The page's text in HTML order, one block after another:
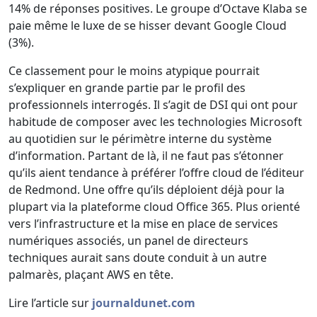
14% de réponses positives. Le groupe d’Octave Klaba se
paie même le luxe de se hisser devant Google Cloud
(3%).
Ce classement pour le moins atypique pourrait
s’expliquer en grande partie par le profil des
professionnels interrogés. Il s’agit de DSI qui ont pour
habitude de composer avec les technologies Microsoft
au quotidien sur le périmètre interne du système
d’information. Partant de là, il ne faut pas s’étonner
qu’ils aient tendance à préférer l’offre cloud de l’éditeur
de Redmond. Une offre qu’ils déploient déjà pour la
plupart via la plateforme cloud Office 365. Plus orienté
vers l’infrastructure et la mise en place de services
numériques associés, un panel de directeurs
techniques aurait sans doute conduit à un autre
palmarès, plaçant AWS en tête.
Lire l’article sur journaldunet.com